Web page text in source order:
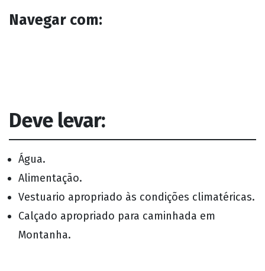
Navegar com:
Deve levar:
Água.
Alimentação.
Vestuario apropriado às condições climatéricas.
Calçado apropriado para caminhada em
Montanha.